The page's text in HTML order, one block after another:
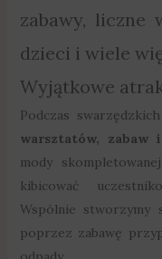
zabawy, liczne
dzieci i wiele
Wyjątkowe
Podczas
warsztatów, zabaw
mody
kibicować
Wspólnie stworzymy
poprzez zabawę